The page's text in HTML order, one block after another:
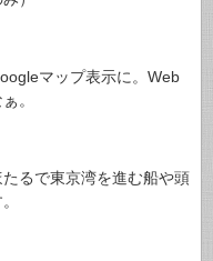
マップ表示に。Web
。
るで東京湾を進む船や頭